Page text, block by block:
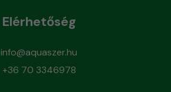
Elérhetőség
info@aquaszer.hu
+36 70 3346978